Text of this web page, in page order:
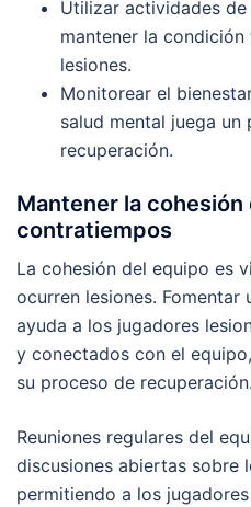
Utilizar actividades
mantener la
lesiones.
Monitorear el
salud mental juega un
recuperación.
Mantener la
contratiempos
La cohesión del equipo es
ocurren lesiones. Fomentar
ayuda a los jugadores
y conectados con el
su proceso de recuperación.
Reuniones regulares del
discusiones abiertas sobre
permitiendo a los